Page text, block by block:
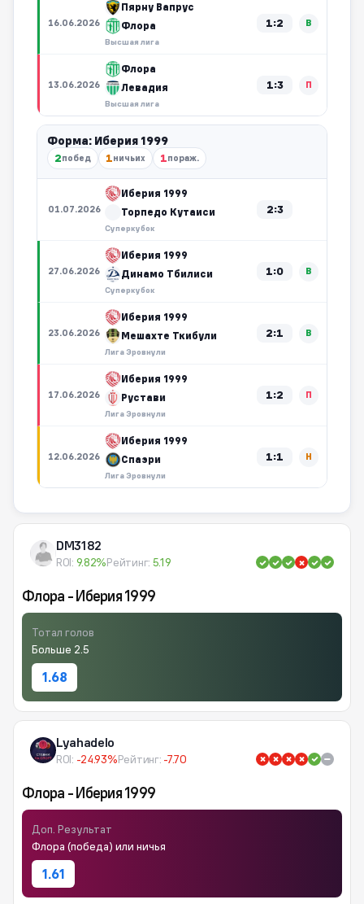
16.06.2026
Пярну Вапрус
Флора
Высшая лига
1:2 В
13.06.2026
Флора
Левадия
Высшая лига
1:3 П
Форма: Иберия 1999
2побед 1ничьих 1пораж.
01.07.2026
Иберия 1999
Торпедо Кутаиси
Суперкубок
2:3
27.06.2026
Иберия 1999
Динамо Тбилиси
Суперкубок
1:0 В
23.06.2026
Иберия 1999
Мешахте Ткибули
Лига Эровнули
2:1 В
17.06.2026
Иберия 1999
Рустави
Лига Эровнули
1:2 П
12.06.2026
Иберия 1999
Спаэри
Лига Эровнули
1:1 Н
DM3182
ROI: 9.82%Рейтинг: 5.19
Флора - Иберия 1999
Тотал голов
Больше 2.5
1.68
Lyahadelo
ROI: -24.93%Рейтинг: -7.70
Флора - Иберия 1999
Доп. Результат
Флора (победа) или ничья
1.61